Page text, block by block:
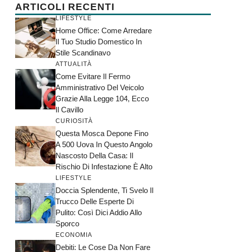
ARTICOLI RECENTI
LIFESTYLE
Home Office: Come Arredare
Il Tuo Studio Domestico In
Stile Scandinavo
ATTUALITÀ
Come Evitare Il Fermo
Amministrativo Del Veicolo
Grazie Alla Legge 104, Ecco
Il Cavillo
CURIOSITÀ
Questa Mosca Depone Fino
A 500 Uova In Questo Angolo
Nascosto Della Casa: Il
Rischio Di Infestazione È Alto
LIFESTYLE
Doccia Splendente, Ti Svelo Il
Trucco Delle Esperte Di
Pulito: Così Dici Addio Allo
Sporco
ECONOMIA
Debiti: Le Cose Da Non Fare